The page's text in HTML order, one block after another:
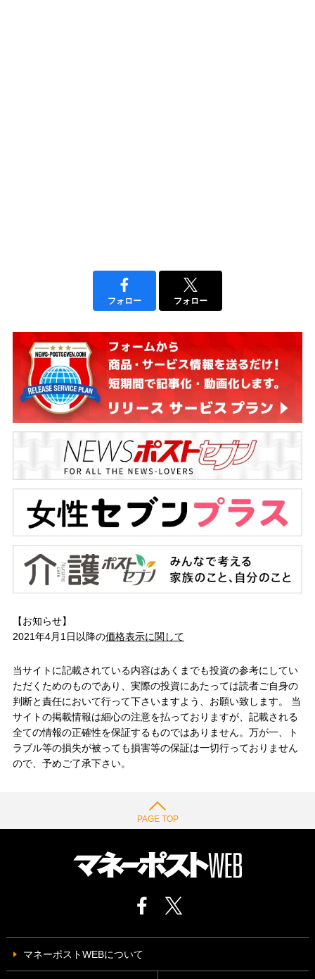
フォロー フォロー
【お知らせ】
2021年4月1日以降の価格表示に関して
当サイトに記載されている内容はあくまでも投資の参考にしてい
ただくためのものであり、実際の投資にあたっては読者ご自身の
判断と責任において行って下さいますよう、お願い致します。 当
サイトの掲載情報は細心の注意を払っておりますが、記載される
全ての情報の正確性を保証するものではありません。万が一、ト
ラブル等の損失が被っても損害等の保証は一切行っておりません
ので、予めご了承下さい。
PAGE TOP
マネーポストWEBについて